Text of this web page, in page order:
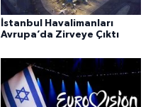
İstanbul Havalimanları
Avrupa’da Zirveye Çıktı